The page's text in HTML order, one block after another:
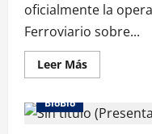
oficialmente la
Ferroviario sobre...
Leer Más
BioBio